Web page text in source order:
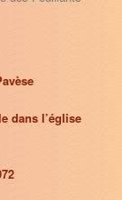
dans l’église